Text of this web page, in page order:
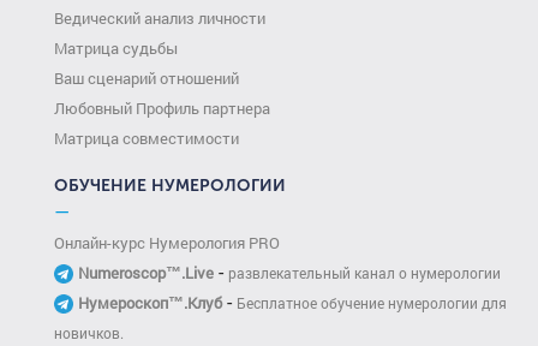
Ведический анализ личности
Матрица судьбы
Ваш сценарий отношений
Любовный Профиль партнера
Матрица совместимости
ОБУЧЕНИЕ НУМЕРОЛОГИИ
—
Онлайн-курс Нумерология PRO
Numeroscop™.Live - развлекательный канал о нумерологии
Нумероскоп™.Клуб- Бесплатное обучение нумерологии для
новичков.